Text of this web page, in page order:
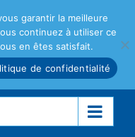
garantir la meilleure
continuez à utiliser ce
en êtes satisfait.
de confidentialité